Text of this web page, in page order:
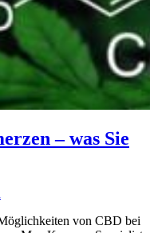
– was Sie
von CBD bei